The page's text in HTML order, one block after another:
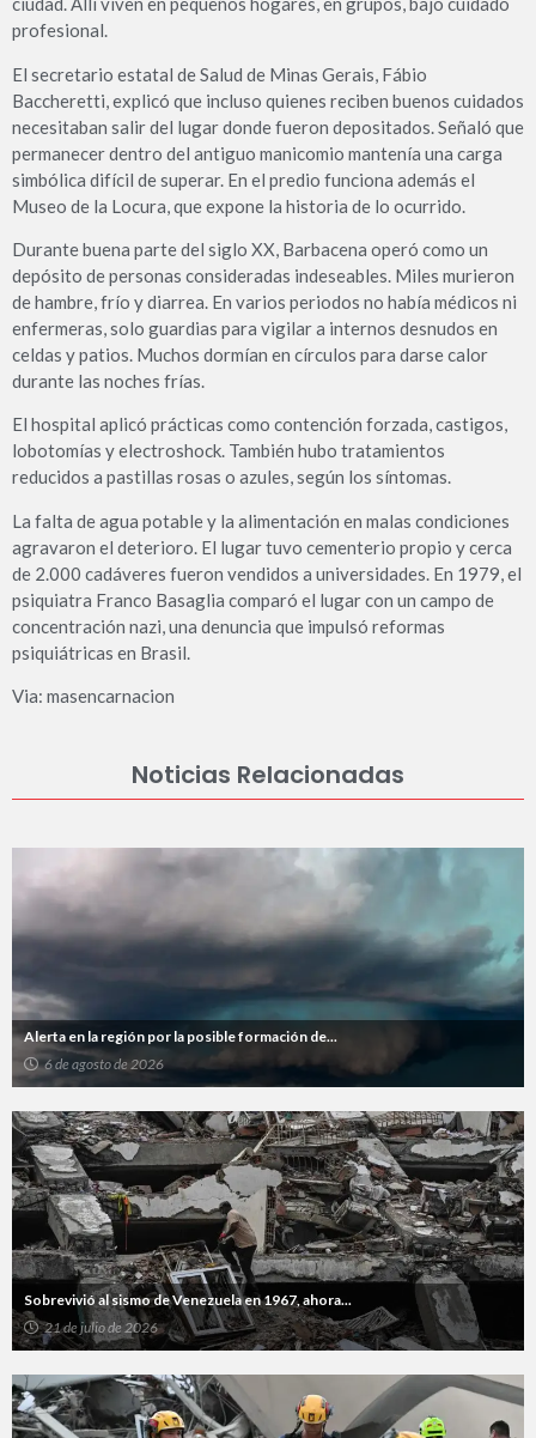
profesional.
El secretario estatal de Salud de Minas Gerais, Fábio
Baccheretti, explicó que incluso quienes reciben buenos cuidados
necesitaban salir del lugar donde fueron depositados. Señaló que
permanecer dentro del antiguo manicomio mantenía una carga
simbólica difícil de superar. En el predio funciona además el
Museo de la Locura, que expone la historia de lo ocurrido.
Durante buena parte del siglo XX, Barbacena operó como un
depósito de personas consideradas indeseables. Miles murieron
de hambre, frío y diarrea. En varios periodos no había médicos ni
enfermeras, solo guardias para vigilar a internos desnudos en
celdas y patios. Muchos dormían en círculos para darse calor
durante las noches frías.
El hospital aplicó prácticas como contención forzada, castigos,
lobotomías y electroshock. También hubo tratamientos
reducidos a pastillas rosas o azules, según los síntomas.
La falta de agua potable y la alimentación en malas condiciones
agravaron el deterioro. El lugar tuvo cementerio propio y cerca
de 2.000 cadáveres fueron vendidos a universidades. En 1979, el
psiquiatra Franco Basaglia comparó el lugar con un campo de
concentración nazi, una denuncia que impulsó reformas
psiquiátricas en Brasil.
Via: masencarnacion
Noticias Relacionadas
Alerta en la región por la posible formación de...
6 de agosto de 2026
Sobrevivió al sismo de Venezuela en 1967, ahora...
21 de julio de 2026